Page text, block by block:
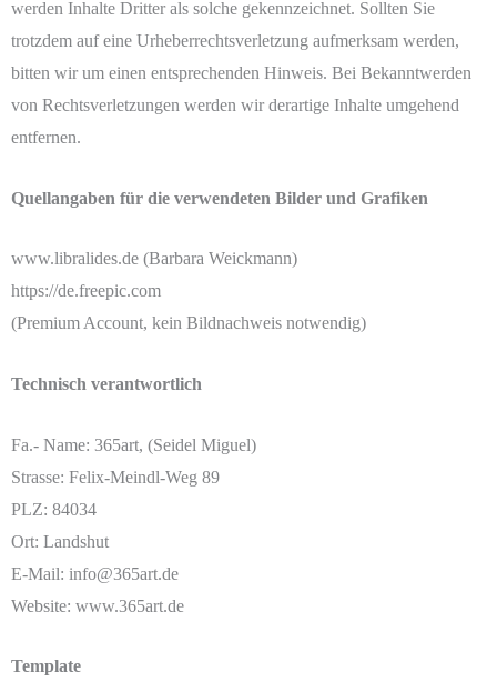
werden Inhalte Dritter als solche gekennzeichnet. Sollten Sie
trotzdem auf eine Urheberrechtsverletzung aufmerksam werden,
bitten wir um einen entsprechenden Hinweis. Bei Bekanntwerden
von Rechtsverletzungen werden wir derartige Inhalte umgehend
entfernen.
Quellangaben für die verwendeten Bilder und Grafiken
www.libralides.de (Barbara Weickmann)
https://de.freepic.com
(Premium Account, kein Bildnachweis notwendig)
Technisch verantwortlich
Fa.- Name: 365art, (Seidel Miguel)
Strasse: Felix-Meindl-Weg 89
PLZ: 84034
Ort: Landshut
E-Mail: info@365art.de
Website: www.365art.de
Template